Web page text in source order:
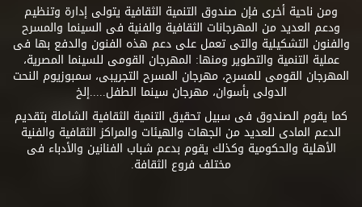
ومن ناحية أخرى فإن صندوق التنمية الثقافية يتولى إدارة وتنظيم
ودعم العديد من المهرجانات الثقافية والفنية فى السينما والمسرح
والفنون التشكيلية والتى تعمل على دعم هذه الفنون والدفع بها فى
عملية التنمية والتطوير ومنها: المهرجان القومى للسينما المصرية،
المهرجان القومى للمسرح، مهرجان المسرح التجريبى، سمبوزيوم النحت
الدولى بأسوان، مهرجان سينما الطفل.....إلخ
كما يقوم الصندوق فى سبيل تحقيق التنمية الثقافية الشاملة بتقديم
الدعم المادى للعديد من الجهات والهيئات والمراكز الثقافية والفنية
الأهلية والحكومية وكذلك يقوم بدعم شباب الفنانين والأدباء فى
مختلف فروع الثقافة.